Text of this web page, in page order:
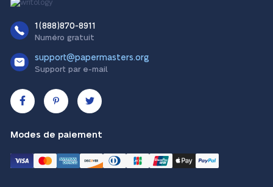
1(888)870-8911
Numéro gratuit
support@papermasters.org
Support par e-mail
Modes de paiement